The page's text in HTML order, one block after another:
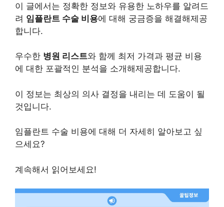
이 글에서는 정확한 정보와 유용한 노하우를 알려드
려 임플란트 수술 비용에 대해 궁금증을 해결해제공
합니다.
우수한 병원 리스트와 함께 최저 가격과 평균 비용
에 대한 포괄적인 분석을 소개해제공합니다.
이 정보는 최상의 의사 결정을 내리는 데 도움이 될
것입니다.
임플란트 수술 비용에 대해 더 자세히 알아보고 싶
으세요?
계속해서 읽어보세요!